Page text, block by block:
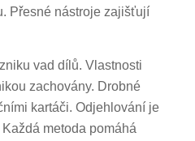
Přesné nástroje zajišťují
vad dílů. Vlastnosti
zachovány. Drobné
kartáči. Odjehlování je
metoda pomáhá